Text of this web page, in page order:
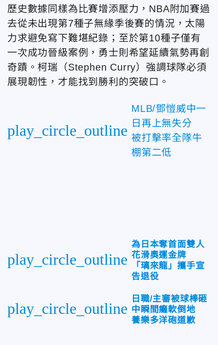
歷史數據同樣為比賽增添壓力，NBA附加賽過
去從未出現第7種子無緣季後賽的情況，太陽
力求避免寫下難堪紀錄；至於第10種子僅有
一次成功晉級案例，勇士則希望延續氣勢再創
奇蹟。柯瑞（Stephen Curry）強調球隊必須
展現韌性，才能找到勝利的突破口。
play_circle_outline
MLB/鄧愷威中一
日再上無失分
被打擊率全隊牛
棚第二低
play_circle_outline
為日本奪首面雙人
花滑奧運金牌
「璃來龍」攜手宣
告退役
play_circle_outline
日職/主審被球棒砸
中瞬間癱軟倒地
養樂多洋砲道歉